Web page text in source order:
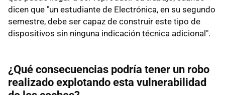
dicen que "un estudiante de Electrónica, en su segundo
semestre, debe ser capaz de construir este tipo de
dispositivos sin ninguna indicación técnica adicional".
¿Qué consecuencias podría tener un robo
realizado explotando esta vulnerabilidad